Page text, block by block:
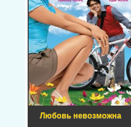
Любовь невозможна